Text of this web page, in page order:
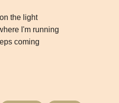
the light
I'm running
coming